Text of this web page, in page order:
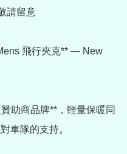
請留意
飛行夾克** — New
助商品牌**，輕量保暖同
車隊的支持。